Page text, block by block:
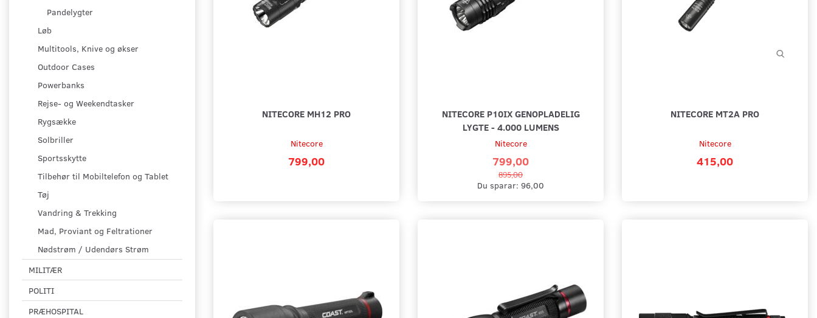
Pandelygter
Løb
Multitools, Knive og økser
Outdoor Cases
Powerbanks
Rejse- og Weekendtasker
Rygsække
Solbriller
Sportsskytte
Tilbehør til Mobiltelefon og Tablet
Tøj
Vandring & Trekking
Mad, Proviant og Feltrationer
Nødstrøm / Udendørs Strøm
MILITÆR
POLITI
PRÆHOSPITAL
NITECORE MH12 PRO
Nitecore
799,00
NITECORE P10IX GENOPLADELIG
LYGTE - 4.000 LUMENS
Nitecore
799,00
895,00
Du sparar: 96,00
NITECORE MT2A PRO
Nitecore
415,00